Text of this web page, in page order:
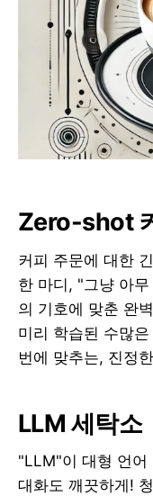
Zero-shot
커피 주문에 대한
한 마디, "그냥 아
의 기호에 맞춘 완
미리 학습된 수많
번에 맞추는, 진정
LLM 세탁소
"LLM"이 대형 언어
대화도 깨끗하게!